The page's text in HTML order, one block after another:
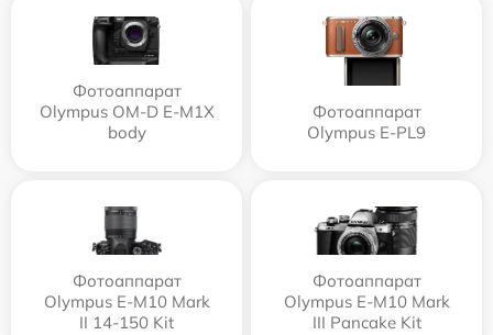
Фотоаппарат
Olympus OM-D E-M1X
body
Фотоаппарат
Olympus E‑PL9
Фотоаппарат
Olympus E‑M10 Mark
II 14-150 Kit
Фотоаппарат
Olympus E-M10 Mark
III Pancake Kit